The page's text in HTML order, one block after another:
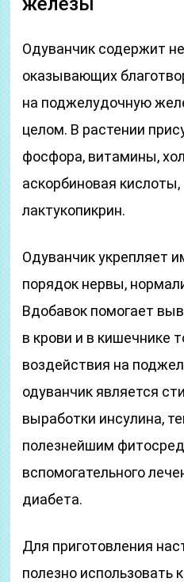
Одуванчик содержит
оказывающих
на поджелудочную
целом. В растении
фосфора, витамины,
аскорбиновая
лактукопикрин.
Одуванчик укрепляет
порядок нервы,
Вдобавок помогает
в крови и в кишечнике
воздействия на
одуванчик является
выработки инсулина,
полезнейшим
вспомогательного
диабета.
Для приготовления
полезно использовать